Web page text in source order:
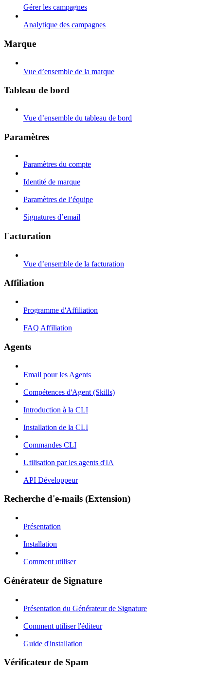
Gérer les campagnes
Analytique des campagnes
Marque
Vue d’ensemble de la marque
Tableau de bord
Vue d’ensemble du tableau de bord
Paramètres
Paramètres du compte
Identité de marque
Paramètres de l’équipe
Signatures d’email
Facturation
Vue d’ensemble de la facturation
Affiliation
Programme d'Affiliation
FAQ Affiliation
Agents
Email pour les Agents
Compétences d'Agent (Skills)
Introduction à la CLI
Installation de la CLI
Commandes CLI
Utilisation par les agents d'IA
API Développeur
Recherche d'e-mails (Extension)
Présentation
Installation
Comment utiliser
Générateur de Signature
Présentation du Générateur de Signature
Comment utiliser l'éditeur
Guide d'installation
Vérificateur de Spam